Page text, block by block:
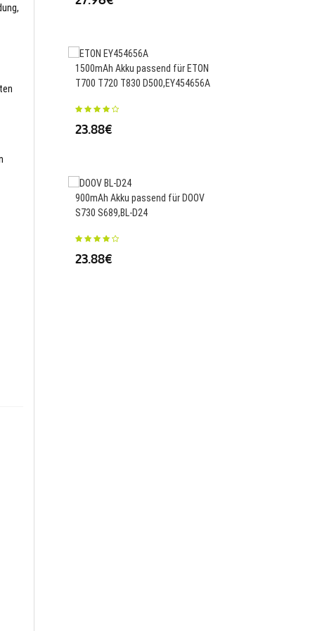
1500mAh Akku passend für ETON
T700 T720 T830 D500,EY454656A
23.88€
900mAh Akku passend für DOOV
S730 S689,BL-D24
23.88€